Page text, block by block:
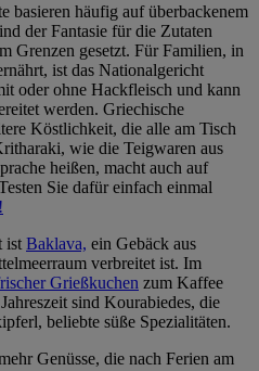
basieren häufig auf überbackenem
der Fantasie für die Zutaten
Grenzen gesetzt. Für Familien, in
ist das Nationalgericht
oder ohne Hackfleisch und kann
werden. Griechische
Köstlichkeit, die alle am Tisch
wie die Teigwaren aus
heißen, macht auch auf
Sie dafür einfach einmal
ist Baklava, ein Gebäck aus
verbreitet ist. Im
Grießkuchen zum Kaffee
sind Kourabiedes, die
beliebte süße Spezialitäten.
Genüsse, die nach Ferien am